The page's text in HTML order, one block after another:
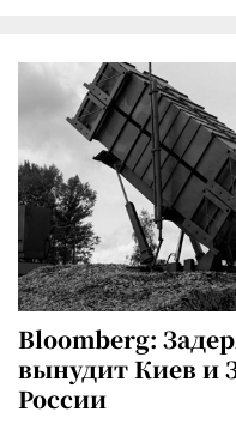
Bloomberg:
вынудит Киев и
России